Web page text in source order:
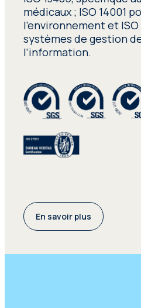
médicaux ; ISO 14001
l’environnement et ISO
systèmes de gestion
l’information.
En savoir plus